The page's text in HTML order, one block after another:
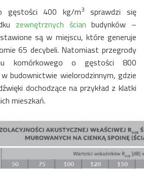
gęstości 400 kg/m3 sprawdzi się
zewnętrznych ścian budynków –
są w miejscu, które generuje
65 decybeli. Natomiast przegrody
komórkowego o gęstości 800
budownictwie wielorodzinnym, gdzie
dochodzące na przykład z klatki
mieszkań.